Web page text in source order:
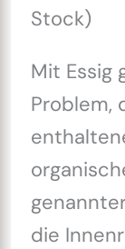
Stock)
Mit Essig
Problem,
die